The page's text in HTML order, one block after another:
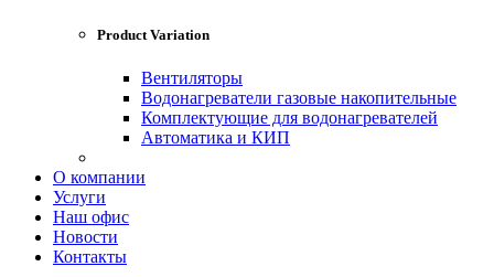
Product Variation
Вентиляторы
Водонагреватели газовые накопительные
Комплектующие для водонагревателей
Автоматика и КИП
О компании
Услуги
Наш офис
Новости
Контакты